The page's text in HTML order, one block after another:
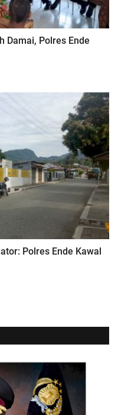
Damai, Polres Ende
Polres Ende Kawal